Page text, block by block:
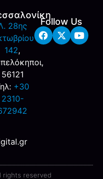
28ης
142,
56121
+30
2310-
Follow Us
rights reserved